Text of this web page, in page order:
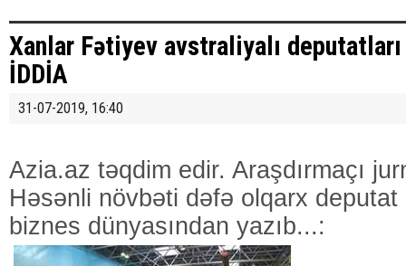
Xanlar Fətiyev avstraliyalı
İDDİA
31-07-2019, 16:40
Azia.az təqdim edir. Araşdırmaçı
Həsənli növbəti dəfə olqarx
biznes dünyasından yazıb...: